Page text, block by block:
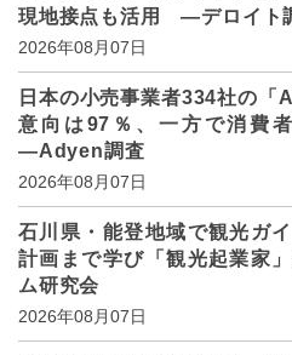
現地接点も活用 ―デロイト
2026年08月07日
日本の小売事業者334社の「
意向は97％、一方で消費
―Adyen調査
2026年08月07日
石川県・能登地域で観光ガ
計画まで学び「観光起業
ム研究会
2026年08月07日